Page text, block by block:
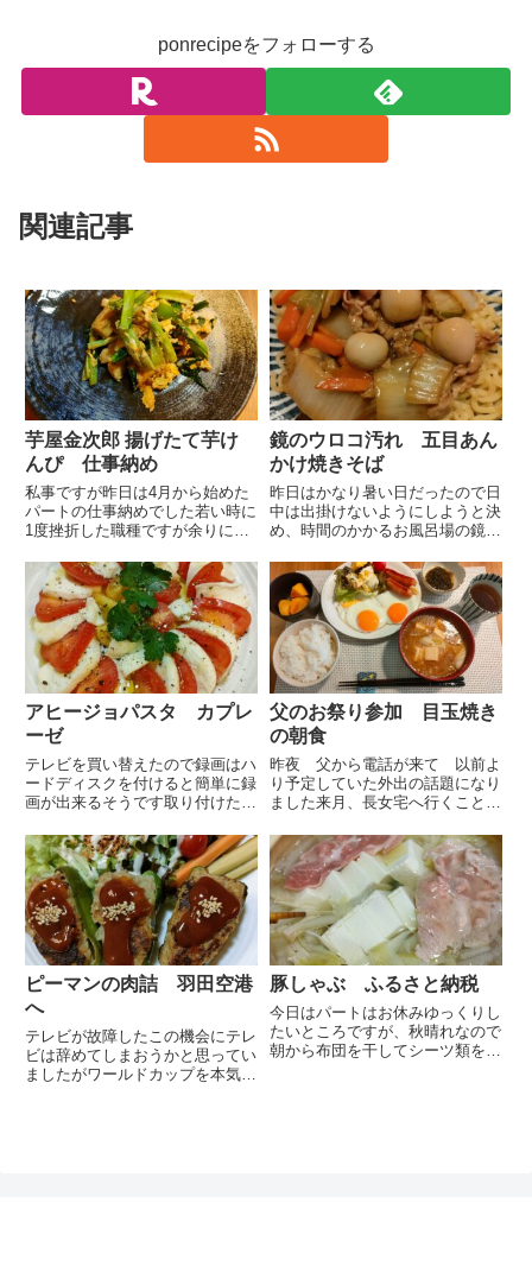
ponrecipeをフォローする
関連記事
芋屋金次郎 揚げたて芋け
んぴ 仕事納め
私事ですが昨日は4月から始めた
パートの仕事納めでした若い時に
1度挫折した職種ですが余りに酷
ャレンジしていますあっという間
の半年でしたが職場の方達のあた
たかいサポートで何とかここまで
来ました毎日反省の日々ですが
来...
鏡のウロコ汚れ 五目あん
かけ焼きそば
昨日はかなり暑い日だったので日
中は出掛けないようにしようと決
め、時間のかかるお風呂場の鏡の
いました鏡のウロコ汚れの取り方
をユーチューブで勉強したので準
備万端使うものはサンポール、刷
毛、ダイヤモンドパッドのみ材
料...
アヒージョパスタ カプレ
ーゼ
テレビを買い替えたので録画はハ
ードディスクを付けると簡単に録
画が出来るそうです取り付けたハ
Amazonで頼んだら当日の夕方に
届けてくれましたかなりシンプル
な操作で直ぐに録画が出来るよう
になりました今まで使っていた...
父のお祭り参加 目玉焼き
の朝食
昨夜 父から電話が来て 以前よ
り予定していた外出の話題になり
ました来月、長女宅へ行くことに
したが前日に自治会のお祭りに参
加してお神輿について回りお祭り
後には打上もあるというので次の
日の外出は無理だろうと思いな
が...
ピーマンの肉詰 羽田空港
へ
テレビが故障したこの機会にテレ
ビは辞めてしまおうかと思ってい
ましたがワールドカップを本気で
豚しゃぶ ふるさと納税
今日はパートはお休みゆっくりし
たいところですが、秋晴れなので
朝から布団を干してシーツ類を洗